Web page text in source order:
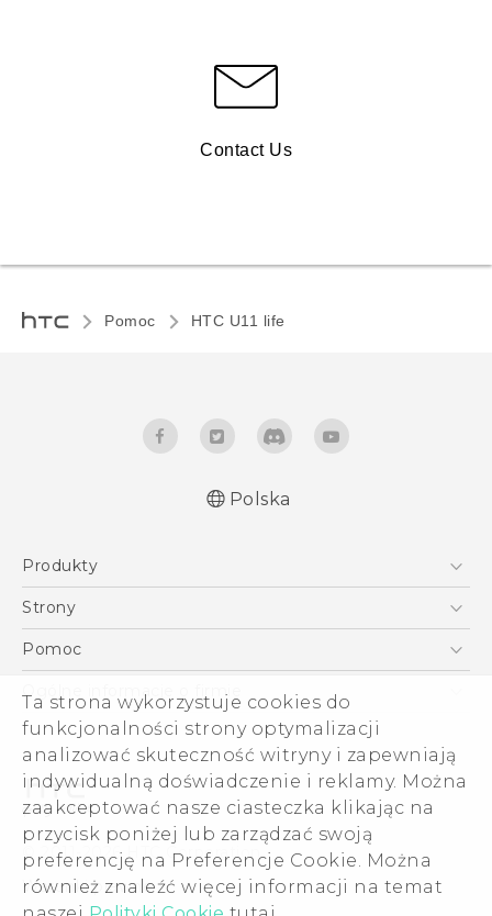
Ta strona wykorzystuje cookies do
funkcjonalności strony optymalizacji
analizować skuteczność witryny i zapewniają
indywidualną doświadczenie i reklamy. Można
zaakceptować nasze ciasteczka klikając na
przycisk poniżej lub zarządzać swoją
preferencję na Preferencje Cookie. Można
również znaleźć więcej informacji na temat
Contact Us
Pomoc HTC U11 life‎
Polish - Wytyczne dotyczące bezpieczeństwa i
English - User manual
English - Safety and regulatory guide
Polska
Produkty
Smartfony
VIVE
Akcesoria
Strony
HTC Vive
Pomoc
Pomoc E-commerce
Ogólne informacje o firmie
ESG
Informacje o firmie
Dla inwestorów (angielski)
Cookie Preferences
Kariera
Security and Privacy Whitepaper
© 2011-2026 HTC Corporation
Warunki prawne